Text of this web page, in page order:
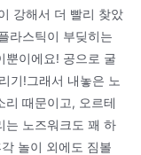
강해서 더 빨리 찾았
라스틱이 부딪히는
뿐이에요! 공으로 굴
기!그래서 내놓은 노
리 때문이고, 오르테
는 노즈워크도 꽤 하
놀이 외에도 짐볼